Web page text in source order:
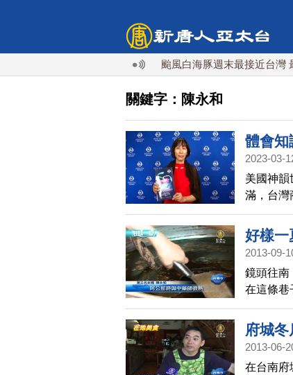
颱風白海豚週末最接近台灣 最
關鍵字：陳永和
體會知
2023-03-
美國神韻
滿，台灣
責任。
好樣一
作
2013-09-
鏡頭往南
在這條巷
過程比較
府城
2013-06-
在台南府